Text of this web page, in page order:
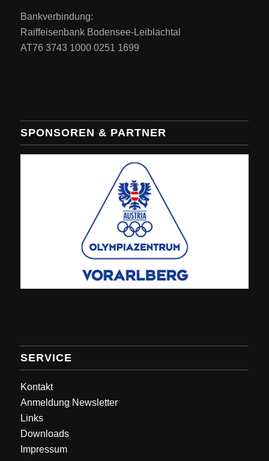
Bankverbindung:
Raiffeisenbank Bodensee-Leiblachtal
AT76 3743 1000 0251 1699
SPONSOREN & PARTNER
SERVICE
Kontakt
Anmeldung Newsletter
Links
Downloads
Impressum